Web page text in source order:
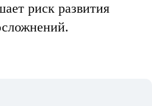
риск развития